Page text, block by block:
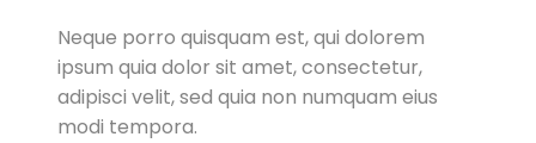
Neque porro quisquam est, qui dolorem
ipsum quia dolor sit amet, consectetur,
adipisci velit, sed quia non numquam eius
modi tempora.